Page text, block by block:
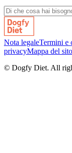
Nota legaleTermini e
privacyMappa del sito
© Dogfy Diet. All